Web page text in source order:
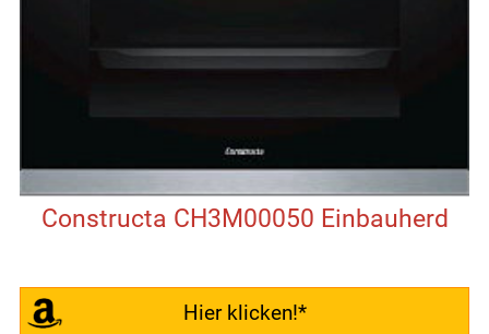
Constructa CH3M00050 Einbauherd
Hier klicken!*